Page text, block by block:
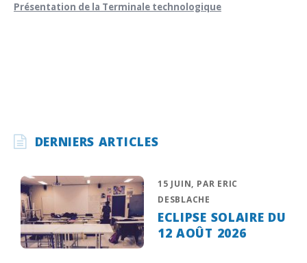
Présentation de la Terminale technologique
DERNIERS ARTICLES
15 JUIN, PAR ERIC
DESBLACHE
ECLIPSE SOLAIRE DU
12 AOÛT 2026